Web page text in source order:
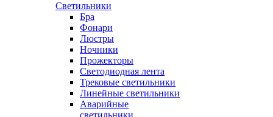
Светильники
Бра
Фонари
Люстры
Ночники
Прожекторы
Светодиодная лента
Трековые светильники
Линейные светильники
Аварийные
светильники